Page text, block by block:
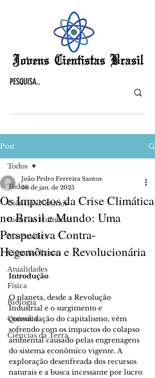
Post
Todos
Ciências Naturais
Ciências Humanas
Matemática
Ciências Exatas
Atualidades
Física
Biologia
Química
Ciências da Terra
Todos
Os Impactos da Crise Climática
no Brasil e Mundo: Uma
Perspectiva Contra-
Hegemônica e Revolucionária
João Pedro Ferreira Santos
30 de jan. de 2025
Introdução
O planeta, desde a Revolução
Industrial e o surgimento e
consolidação do capitalismo, vêm
sofrendo com os impactos do colapso
ambiental causado pelas engrenagens
do sistema econômico vigente. A
exploração desenfreada dos recursos
naturais e a busca incessante por lucro